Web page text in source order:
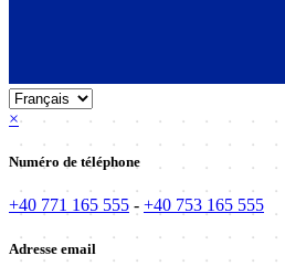
×
Numéro de téléphone
+40 771 165 555 - +40 753 165 555
Adresse email